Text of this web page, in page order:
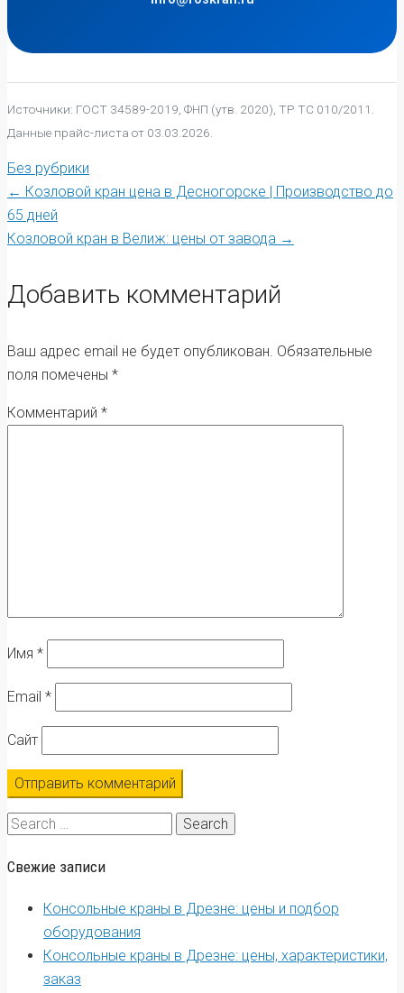
Источники: ГОСТ 34589-2019, ФНП (утв. 2020), ТР ТС 010/2011.
Данные прайс-листа от 03.03.2026.
Без рубрики
Post
navigation
← Козловой кран цена в Десногорске | Производство до
65 дней
Козловой кран в Велиж: цены от завода →
Добавить комментарий
Ваш адрес email не будет опубликован. Обязательные
поля помечены *
Комментарий *
Имя *
Email *
Сайт
Search
Свежие записи
Консольные краны в Дрезне: цены и подбор
оборудования
Консольные краны в Дрезне: цены, характеристики,
заказ